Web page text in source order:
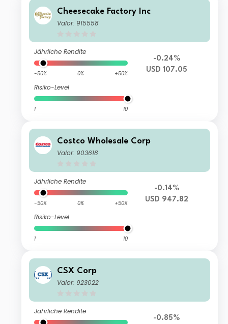
Cheesecake Factory Inc
Valor: 915558
Jährliche Rendite
-50% 0% +50%
Risiko-Level
1 10
-0.24%
USD 107.05
Costco Wholesale Corp
Valor: 903618
Jährliche Rendite
-50% 0% +50%
Risiko-Level
1 10
-0.14%
USD 947.82
CSX Corp
Valor: 923022
Jährliche Rendite
-0.85%